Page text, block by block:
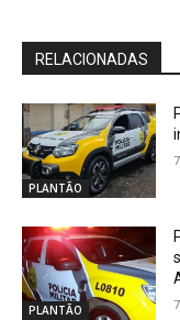
RELACIONADAS
PLANTÃO
PLANTÃO